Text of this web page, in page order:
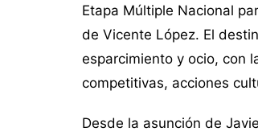
Etapa Múltiple Nacional
de Vicente López. El
esparcimiento y ocio, con
competitivas, acciones
Desde la asunción de